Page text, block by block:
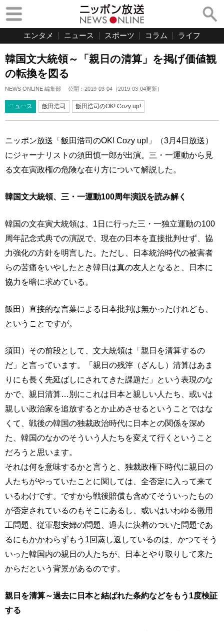
エンタメ ニュース スポーツ コラム ライフ
韓国文大統領～「親日の清算」を掲げ価値観
の転換を図る
NEWS ONLINE 編集部 公開： 2019-03-04 （2019-03-04更新）
ニュース 飯田浩司 飯田浩司のOK! Cozy up!
ニッポン放送「飯田浩司のOK! Cozy up!」（3月4日放送）
にジャーナリストの須田慎一郎が出演。三・一運動から見
る文在寅政権の危険な在り方について解説した。
韓国文大統領、三・一運動100周年演説を読み解く
韓国の文在寅大統領は、1日に行った三・一独立運動の100
周年記念式典での演説で、現在の日本を直接批判せず、協
力強化の方針を明言した。ただし、日本統治時代の被害者
らの苦痛をいやしたとき韓日は真の友人となると、日本に
協力を暗に求めている。
飯田）直接的な言葉による日本批判は無かったけれども、
ということですが。
須田）その前段として、文大統領は「親日を清算するの
だ」と言っています。「親日の残滓（ざんし）清算はあま
りにも長く先延ばしにされてきた課題だ」という表現のな
かで、親日清算…別にこれは日本と親しい人たち、或いは
親しい政治家を追放するとか止めさせるということではな
くて、戦後の韓国の独裁政治時代に日本との関係を深め
た、韓国のなかのそういう人たちを変えて行くということ
だろうと思います。
それは何を意味するかと言うと、独裁政権下時代に親日の
人たちがやっていたことに関しては、全否定に入って来て
いるわけです。ですから戦後賠償も含めてそういったもの
が否定されているのもそこにあるし、或いはいわゆる徴用
工問題、従軍慰安婦の問題、過去に決着のついた問題であ
るにもかかわらずもう1回蒸し返しているのは、かつてそう
いった韓国内の親日の人たちが、日本とやり取りして来た
からだという背景があるのです。
親日を清算～過去に日本と結ばれた条約などをもう1度検証
する